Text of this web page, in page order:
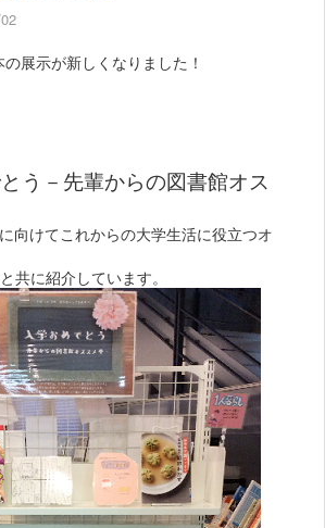
展示が新しくなりました！
とう－先輩からの図書館オス
向けてこれからの大学生活に役立つオ
共に紹介しています。